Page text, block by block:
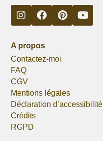
A propos
Contactez-moi
FAQ
CGV
Mentions légales
Déclaration d’accessibilité
Crédits
RGPD